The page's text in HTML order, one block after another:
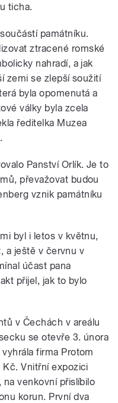
ticha.
památníku.
ztracené romské
nahradí, a jak
zemi se zlepší soužití
byla opomenutá a
války byla zcela
ředitelka Muzea
Panství Orlík. Je to
převažovat budou
vznik památníku
byl i letos v květnu,
a ještě v červnu v
účast pana
přijel, jak to bylo
v Čechách v areálu
se otevře 3. února
firma Protom
Vnitřní expozici
venkovní přislíbilo
korun. První dva